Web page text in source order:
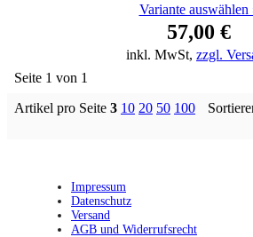
Variante auswählen
57,00 €
inkl. MwSt, zzgl.
Seite 1 von 1
Artikel pro Seite 3 10 20 50 100
Impressum
Datenschutz
Versand
AGB und Widerrufsrecht